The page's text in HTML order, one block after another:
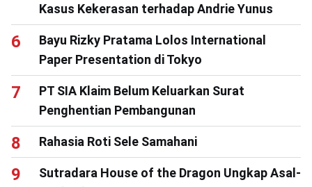
Kasus Kekerasan terhadap Andrie Yunus
Bayu Rizky Pratama Lolos International
Paper Presentation di Tokyo
PT SIA Klaim Belum Keluarkan Surat
Penghentian Pembangunan
Rahasia Roti Sele Samahani
Sutradara House of the Dragon Ungkap Asal-